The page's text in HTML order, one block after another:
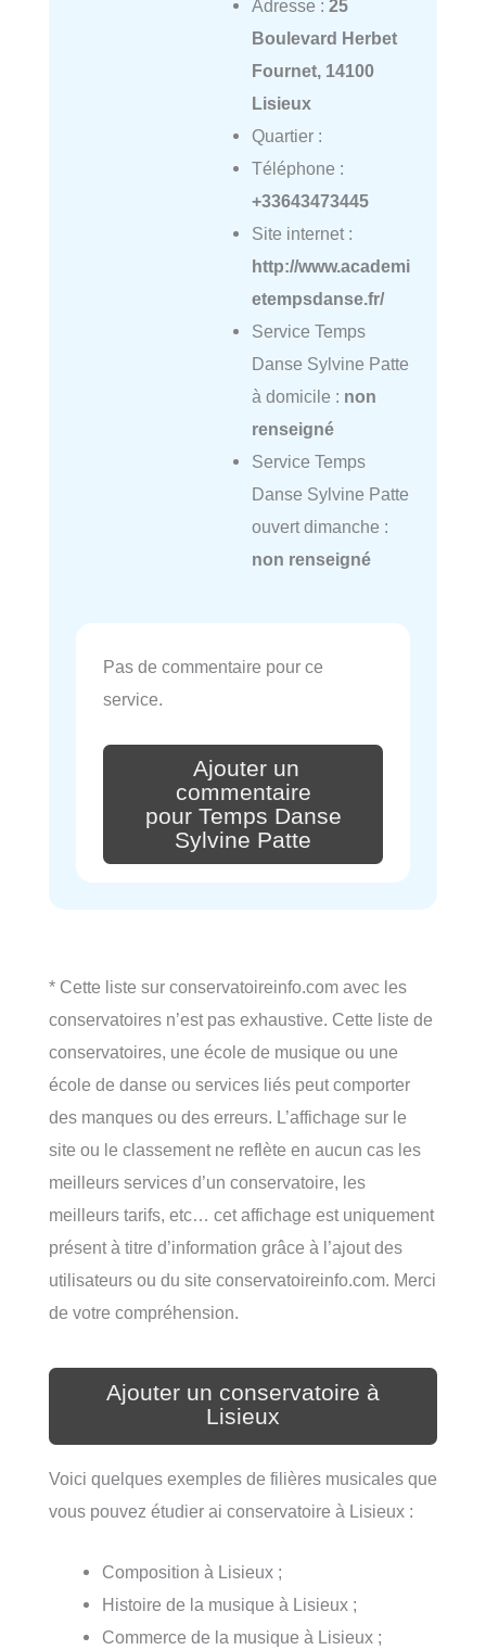
Adresse : 25
Boulevard Herbet
Fournet, 14100
Lisieux
Quartier :
Téléphone :
+33643473445
Site internet :
http://www.academi
etempsdanse.fr/
Service Temps
Danse Sylvine Patte
à domicile : non
renseigné
Service Temps
Danse Sylvine Patte
ouvert dimanche :
non renseigné
Pas de commentaire pour ce
service.
Ajouter un
commentaire
pour Temps Danse
Sylvine Patte
* Cette liste sur conservatoireinfo.com avec les
conservatoires n’est pas exhaustive. Cette liste de
conservatoires, une école de musique ou une
école de danse ou services liés peut comporter
des manques ou des erreurs. L’affichage sur le
site ou le classement ne reflète en aucun cas les
meilleurs services d’un conservatoire, les
meilleurs tarifs, etc… cet affichage est uniquement
présent à titre d’information grâce à l’ajout des
utilisateurs ou du site conservatoireinfo.com. Merci
de votre compréhension.
Ajouter un conservatoire à
Lisieux
Voici quelques exemples de filières musicales que
vous pouvez étudier ai conservatoire à Lisieux :
Composition à Lisieux ;
Histoire de la musique à Lisieux ;
Commerce de la musique à Lisieux ;